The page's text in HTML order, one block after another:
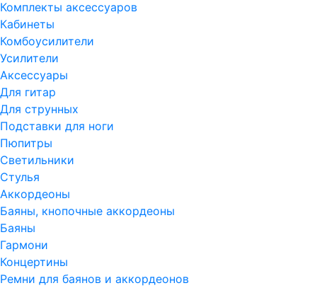
Комплекты аксессуаров
Кабинеты
Комбоусилители
Усилители
Аксессуары
Для гитар
Для струнных
Подставки для ноги
Пюпитры
Светильники
Стулья
Аккордеоны
Баяны, кнопочные аккордеоны
Баяны
Гармони
Концертины
Ремни для баянов и аккордеонов